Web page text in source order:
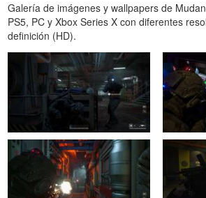
Galería de imágenes y wallpapers de
PS5, PC y Xbox Series X con diferentes
definición (HD).